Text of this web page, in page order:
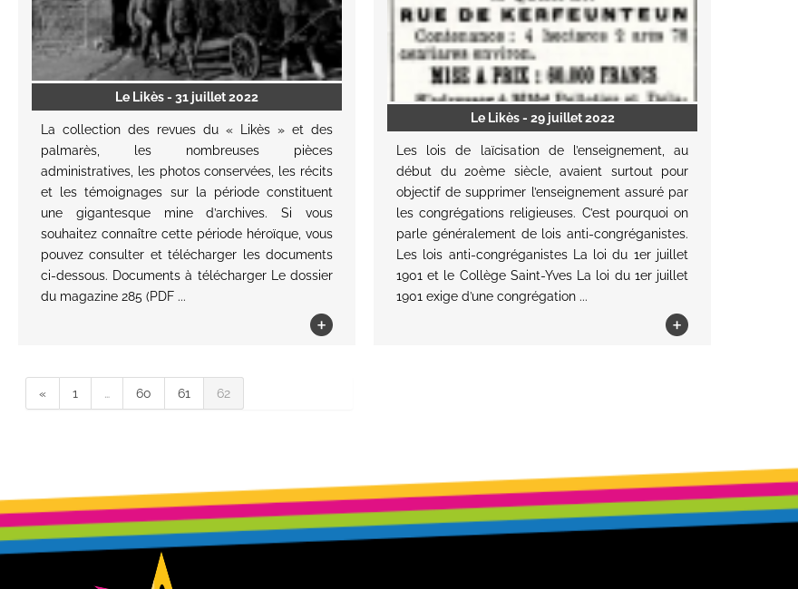
Le Likès- 31 juillet 2022
La collection des revues du « Likès » et des
palmarès, les nombreuses pièces
administratives, les photos conservées, les récits
et les témoignages sur la période constituent
une gigantesque mine d’archives. Si vous
souhaitez connaître cette période héroïque, vous
pouvez consulter et télécharger les documents
ci-dessous. Documents à télécharger Le dossier
du magazine 285 (PDF ...
+
Le Likès- 29 juillet 2022
Les lois de laïcisation de l’enseignement, au
début du 20ème siècle, avaient surtout pour
objectif de supprimer l’enseignement assuré par
les congrégations religieuses. C’est pourquoi on
parle généralement de lois anti-congréganistes.
Les lois anti-congréganistes La loi du 1er juillet
1901 et le Collège Saint-Yves La loi du 1er juillet
1901 exige d’une congrégation ...
+
« 1 … 60 61 62